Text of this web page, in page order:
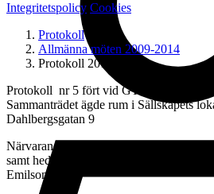
Integritetspolicy Cookies
Protokoll
Allmänna möten 2009-2014
Protokoll 2014-nr-5
Protokoll nr 5 fört vid GTS allmänna
Sammanträdet ägde rum i Sällskapets
Dahlbergsgatan 9
Närvarande: Ordföranden Anna Bogren
samt hedersledamöterna Ingegerd
Emilson.